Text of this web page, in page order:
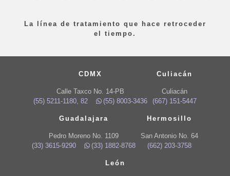
La línea de tratamiento que hace retroceder
el tiempo.
CDMX
Calle Taxco No. 14-PB
(55) 5211-1180, 82
(55) 8003-3436
Culiacán
Culiacán
(667) 151-5447
Guadalajara
Pedro Moreno No. 1109
(33) 3615-9290
(33) 1882-8768
Hermosillo
San Antonio No. 64
(662) 203-3758
León